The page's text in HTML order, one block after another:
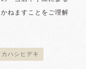
ねますことをご理解
カハシヒデキ